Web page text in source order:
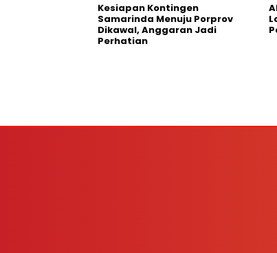
Kesiapan Kontingen
Samarinda Menuju Porprov
Dikawal, Anggaran Jadi
Perhatian